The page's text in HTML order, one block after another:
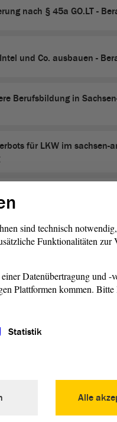
nach § 45a GO.LT -
und Co. ausbauen -
Berufsbildung in
für LKW im sachsen-
Patient:innen und
einsetzen -
überarbeiten -
Dritten
Änderung des
sind technisch
Funktionalitäten zur
Datenübertragung und -
Plattformen kommen. Bitte
Statistik
Alle